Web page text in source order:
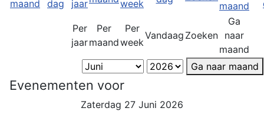
Per
jaar
Per
maand
Per
week
Vandaag Zoeken
Ga
naar
maand
Ga naar maand
Evenementen voor
Zaterdag 27 Juni 2026